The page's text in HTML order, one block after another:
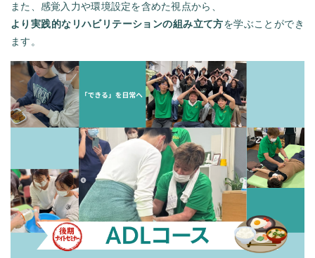
また、感覚入力や環境設定を含めた視点から、
より実践的なリハビリテーションの組み立て方を学ぶことができ
ます。